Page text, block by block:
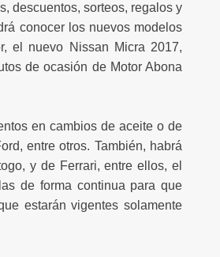
descuentos, sorteos, regalos y
conocer los nuevos modelos
el nuevo Nissan Micra 2017,
de ocasión de Motor Abona
en cambios de aceite o de
entre otros. También, habrá
y de Ferrari, entre ellos, el
de forma continua para que
estarán vigentes solamente